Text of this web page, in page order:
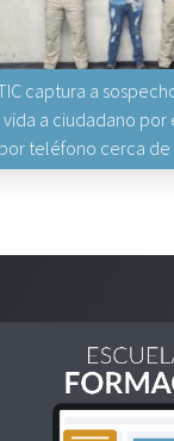
captura a
vida a ciudadano por
por teléfono cerca de